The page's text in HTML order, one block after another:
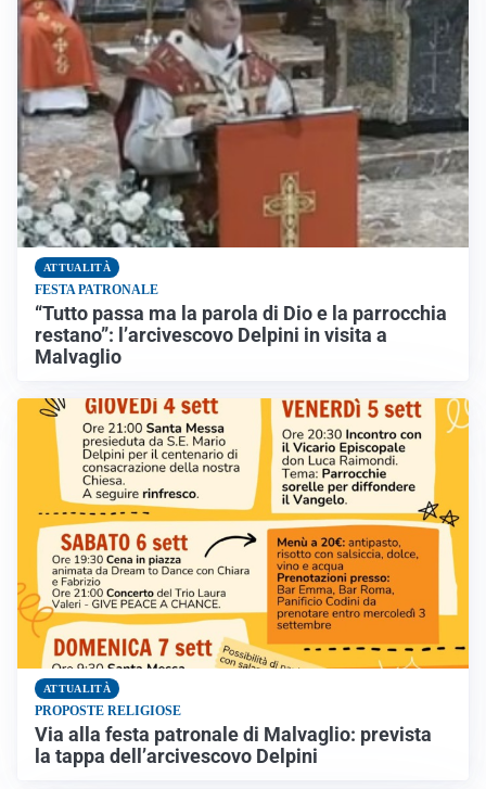
ATTUALITÀ
FESTA PATRONALE
“Tutto passa ma la parola di Dio e la parrocchia
restano”: l’arcivescovo Delpini in visita a
Malvaglio
ATTUALITÀ
PROPOSTE RELIGIOSE
Via alla festa patronale di Malvaglio: prevista
la tappa dell’arcivescovo Delpini